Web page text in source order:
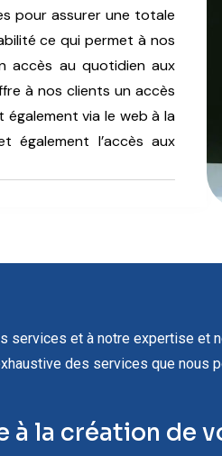
pour assurer une totale
ce qui permet à nos
accès au quotidien aux
à nos clients un accès
via le web à la
également l’accès aux
services et à notre expertise
des services que nous
à la création